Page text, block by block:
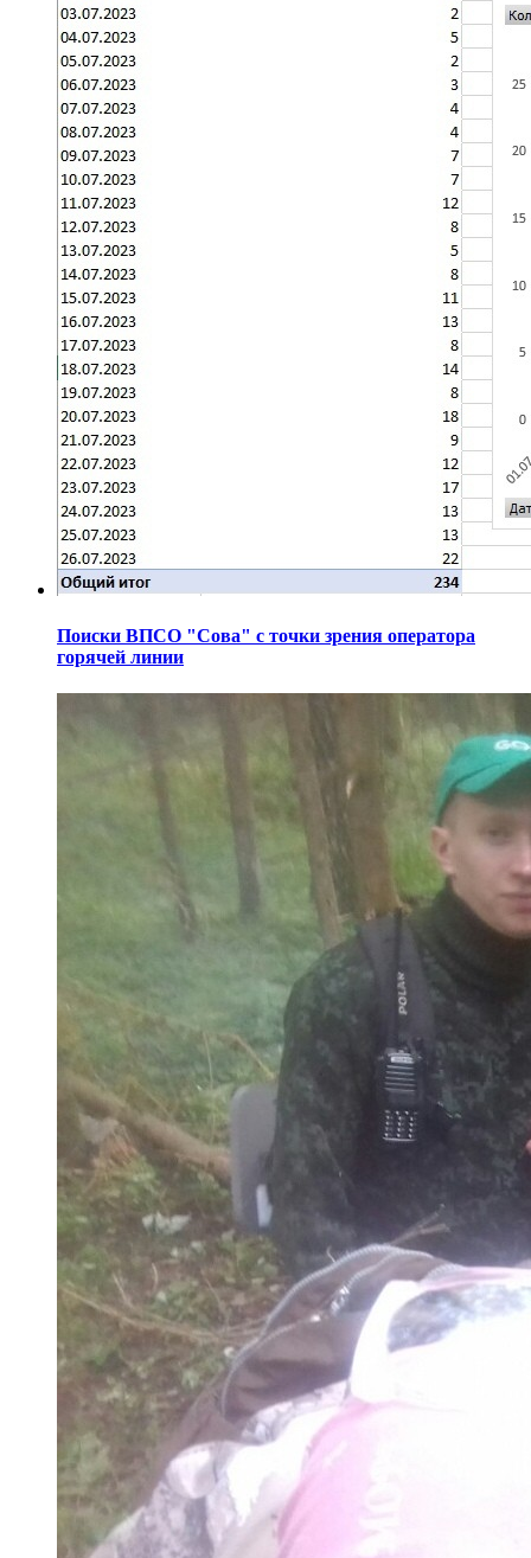
Поиски ВПСО "Сова" с точки зрения оператора
горячей линии